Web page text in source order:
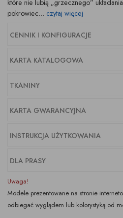
które nie lubią „grzecznego”
pokrowiec... czytaj więcej
CENNIK I KONFIGURACJE
KARTA KATALOGOWA
TKANINY
KARTA GWARANCYJNA
INSTRUKCJA UŻYTKOWANIA
DLA PRASY
Uwaga!
Modele prezentowane na stronie
odbiegać wyglądem lub kolorystyką od